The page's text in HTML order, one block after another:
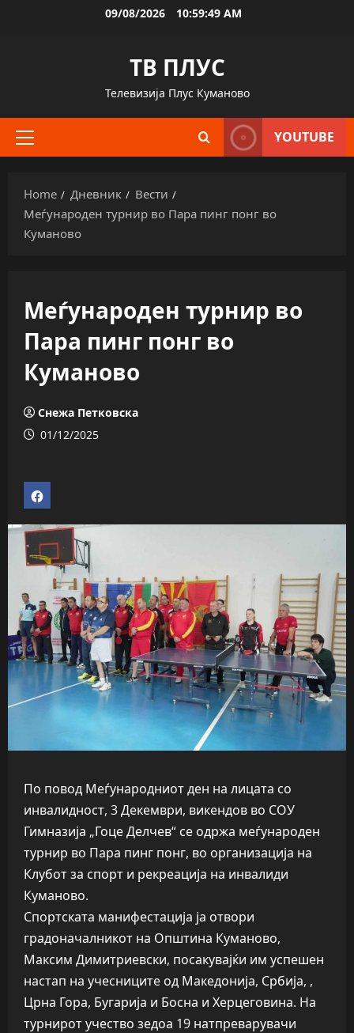
09/08/2026 10:59:50 AM
ТВ ПЛУС
Телевизија Плус Куманово
Primary
YOUTUBE
Home Дневник
Вести
Меѓународен турнир во Пара пинг понг во
Куманово
Меѓународен турнир во
Пара пинг понг во
Куманово
Снежа Петковска
01/12/2025
По повод Меѓународниот ден на лицата со
инвалидност, 3 Декември, викендов во СОУ
Гимназија „Гоце Делчев“ се одржа меѓународен
турнир во Пара пинг понг, во организација на
Клубот за спорт и рекреација на инвалиди
Куманово.
Спортската манифестација ја отвори
градоначалникот на Општина Куманово,
Максим Димитриевски, посакувајќи им успешен
настап на учесниците од Македонија, Србија, ,
Црна Гора, Бугарија и Босна и Херцеговина. На
турнирот учество зедоа 19 натпреварувачи